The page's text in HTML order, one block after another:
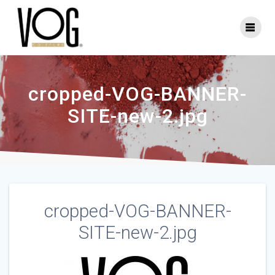
cropped-VOG-BANNER-
SITE-new-2.jpg
cropped-VOG-BANNER-
SITE-new-2.jpg